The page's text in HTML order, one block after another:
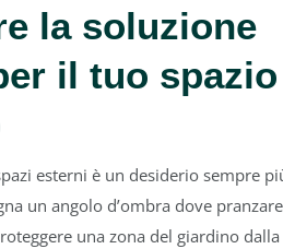
la soluzione
il tuo spazio
esterni è un desiderio sempre
un angolo d’ombra dove
una zona del giardino dalla